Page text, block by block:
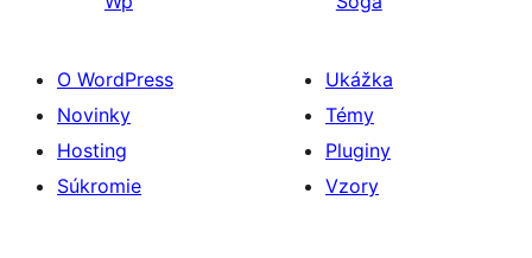
O WordPress
Novinky
Hosting
Súkromie
Ukážka
Témy
Pluginy
Vzory